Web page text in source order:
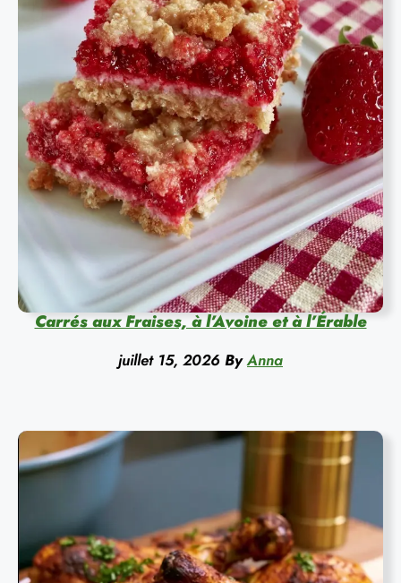
Carrés aux Fraises, à l’Avoine et à l’Érable
juillet 15, 2026 By Anna